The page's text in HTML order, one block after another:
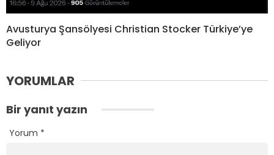
Avusturya Şansölyesi Christian Stocker Türkiye’ye
Geliyor
YORUMLAR
Bir yanıt yazın
Yorum *